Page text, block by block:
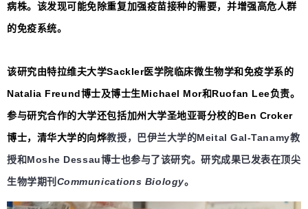
病株。该发现可能免除重复加强疫苗接种的需要，并增强高危人群
的免疫系统。
该研究由特拉维夫大学Sackler医学院临床微生物学和免疫学系的
Natalia Freund博士及博士生Michael Mor和Ruofan Lee负责。
参与研究合作的大学还包括加州大学圣地亚哥分校的Ben Croker
博士，清华大学的向烨教授，巴伊兰大学的Meital Gal-Tanamy教
授和Moshe Dessau博士也参与了该研究。研究成果已发表在顶尖
生物学期刊 Communications Biology。